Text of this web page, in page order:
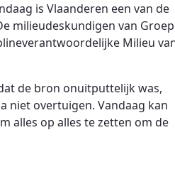
is Vlaanderen een van de
milieudeskundigen van Groep
Milieu
de bron onuitputtelijk was,
niet overtuigen. Vandaag kan
alles op alles te zetten om de